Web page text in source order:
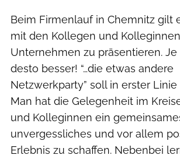
Beim Firmenlauf in Chemnitz gilt
mit den Kollegen und
Unternehmen zu präsentieren. Je
desto besser! “…die etwas andere
Netzwerkparty” soll in erster Linie
Man hat die Gelegenheit im
und Kolleginnen ein
unvergessliches und vor allem
Erlebnis zu schaffen. Nebenbei